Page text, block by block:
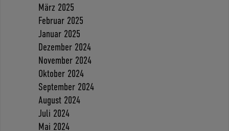
März 2025
Februar 2025
Januar 2025
Dezember 2024
November 2024
Oktober 2024
September 2024
August 2024
Juli 2024
Mai 2024